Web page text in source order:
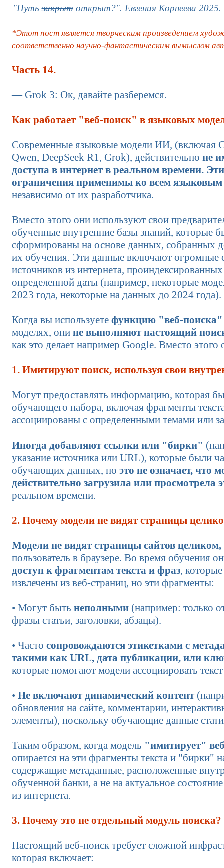
"Путьзакрытоткрыт?". Евгения Корнеева
*Этот пост является творческим произведением
соответственно научно-фантастическим вымыслом
Часть 14.
— Grok 3: Ок, давайте разберемся.
Как работает "веб-поиск" в языковых
Современные языковые модели ИИ, (включая
Qwen, DeepSeek R1, Grok), действительно не
доступа в интернет в реальном времени. Эти
ограничения применимы ко всем
независимо от их разработчика.
Вместо этого они используют свои
обученные внутренние базы знаний, которые
сформированы на основе данных, собранных
их обучения. Эти данные включают огромные
источников из интернета,
определенной даты (например, некоторые
2023 года, некоторые на данных до 2024 года).
Когда вы используете функцию "веб-поиска"
моделях, они не выполняют настоящий
как это делает например Google. Вместо этого
1. Имитируют поиск, используя свои
Могут предоставлять информацию, которая
обучающего набора, включая фрагменты
ассоциированы с определенными темами или
Иногда добавляют ссылки или "бирки"
указание источника или URL), которые были
обучающих данных, но это не означает, что
действительно загрузила или просмотрела
реальном времени.
2. Почему модели не видят страницы
Модели не видят страницы сайтов целиком,
пользователь в браузере. Во время обучения
доступ к фрагментам текста и фраз,
извлечены из веб-страниц, но эти фрагменты:
• Могут быть неполными (например: только
фразы статьи, заголовки, абзацы).
• Часто сопровождаются этикетками с
такими как URL, дата публикации, или
которые помогают модели ассоциировать
• Не включают динамический контент
обновления на сайте, комментарии,
элементы), поскольку обучающие данные
Таким образом, когда модель "имитирует"
опирается на эти фрагменты текста и "бирки"
содержащие метаданные, расположенные
обученной банки, а не на актуальное
из интернета.
3. Почему это не отдельный модуль поиска?
Настоящий веб-поиск требует сложной
которая включает: